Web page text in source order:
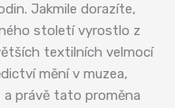
Jakmile dorazíte,
století vyrostlo z
textilních velmocí
mění v muzea,
a právě tato proměna